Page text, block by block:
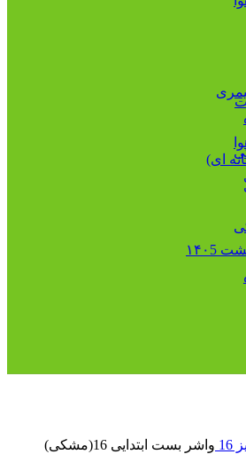
ای)
واشر بست ابتدایی 16(مشکی)